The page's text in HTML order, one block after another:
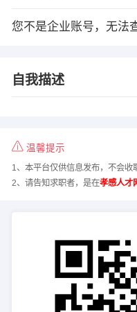
您不是企业账号，无法
自我描述
温馨提示
1、本平台仅供信息发布，不会收
2、请告知求职者，是在孝感人才